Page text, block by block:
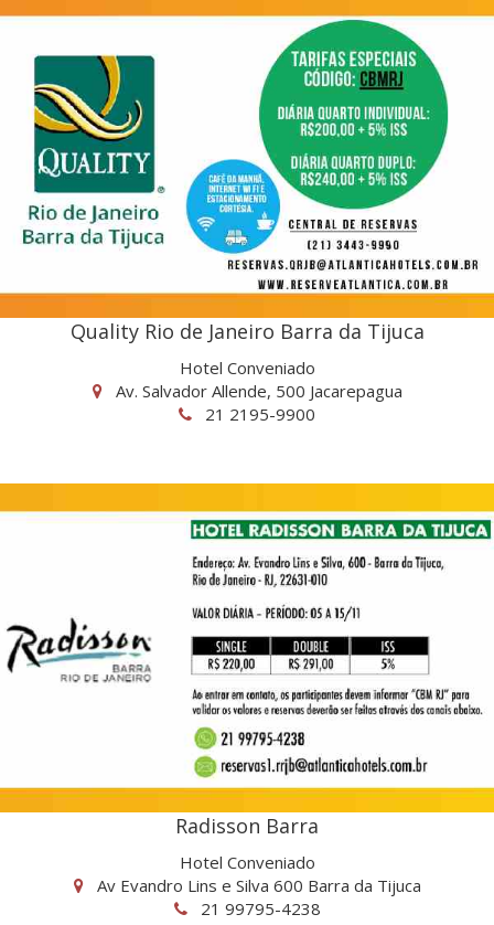
Quality Rio de Janeiro Barra da Tijuca
Hotel Conveniado
Av. Salvador Allende, 500 Jacarepagua
21 2195-9900
Radisson Barra
Hotel Conveniado
Av Evandro Lins e Silva 600 Barra da Tijuca
21 99795-4238